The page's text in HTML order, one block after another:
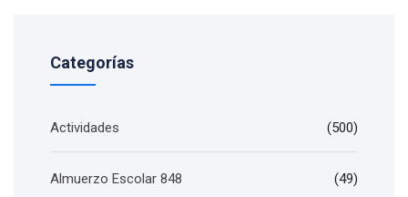
Categorías
Actividades (500)
Almuerzo Escolar 848 (49)